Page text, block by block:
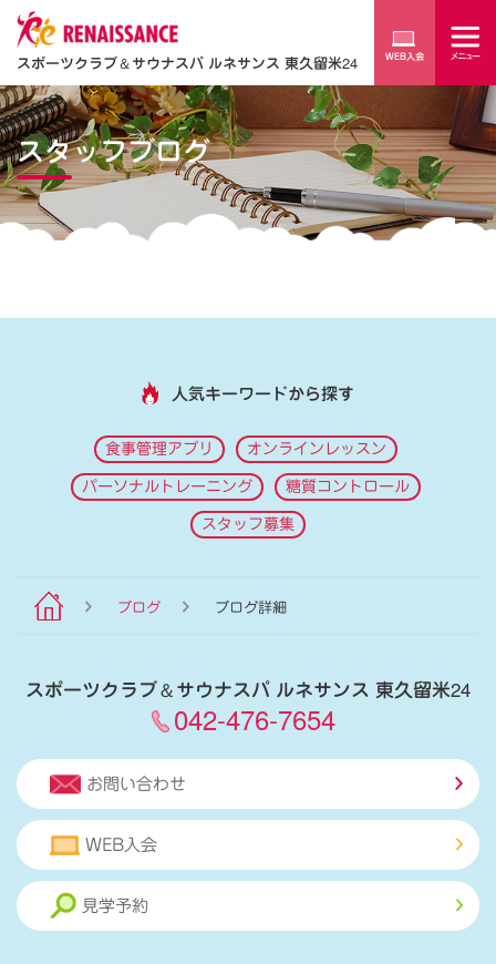
スポーツクラブ＆サウナスパ ルネサンス 東久留米24
スタッフブログ
人気キーワードから探す
食事管理アプリ オンラインレッスン
パーソナルトレーニング 糖質コントロール
スタッフ募集
ブログ ブログ詳細
スポーツクラブ＆サウナスパ ルネサンス 東久留米24
042-476-7654
お問い合わせ
WEB入会
見学予約